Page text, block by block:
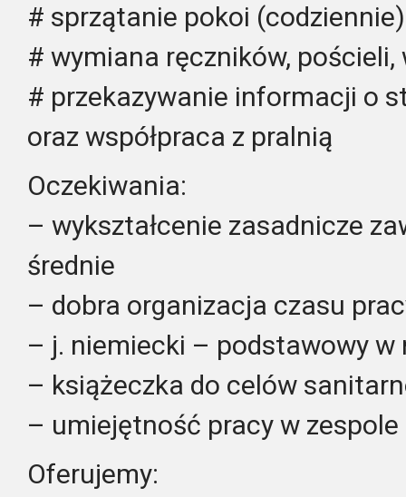
# sprzątanie pokoi (codziennie)
# wymiana ręczników,
# przekazywanie informacji o
oraz współpraca z pralnią
Oczekiwania:
– wykształcenie zasadnicze
średnie
– dobra organizacja czasu
– j. niemiecki – podstawowy w
– książeczka do celów
– umiejętność pracy w zespole
Oferujemy: